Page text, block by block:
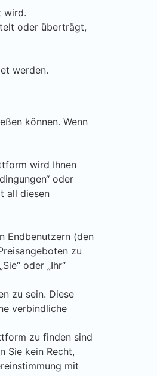
wird.
oder überträgt,
werden.
können. Wenn
wird Ihnen
oder
all diesen
Endbenutzern (den
zu
oder „Ihr“
zu sein. Diese
verbindliche
zu finden sind
Sie kein Recht,
mit